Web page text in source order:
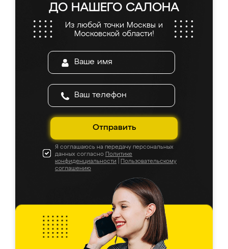
ДО НАШЕГО САЛОНА
Из любой точки Москвы и
Московской области!
Отправить
Я соглашаюсь на передачу персональных
данных согласно Политике
конфиденциальности
Пользовательскому
соглашению